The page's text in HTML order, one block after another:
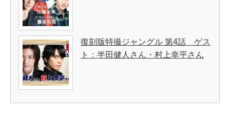
復刻版特撮ジャングル 第4話 ゲス
ト：半田健人さん・村上幸平さん